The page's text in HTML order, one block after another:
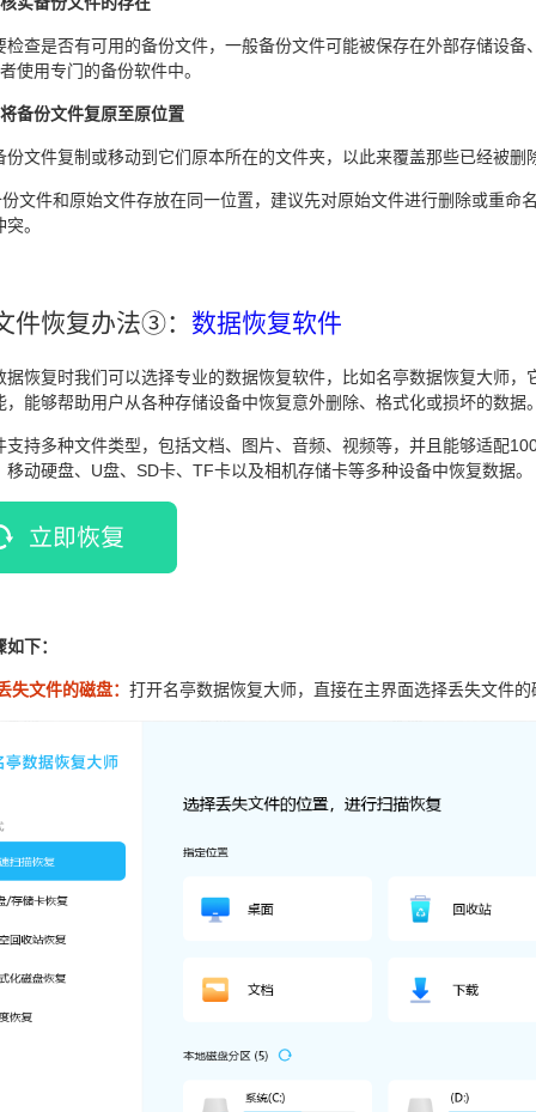
检查是否有可用的备份文件，一般备份文件可能被保存在外部存储设
使用专门的备份软件中。
备份文件复原至原位置
份文件复制或移动到它们原本所在的文件夹，以此来覆盖那些已经被删
文件和原始文件存放在同一位置，建议先对原始文件进行删除或重命
。
件恢复办法③： 数据恢复软件
据恢复时我们可以选择专业的数据恢复软件，比如名亭数据恢复大师
，能够帮助用户从各种存储设备中恢复意外删除、格式化或损坏的数据
支持多种文件类型，包括文档、图片、音频、视频等，并且能够适配
移动硬盘、U盘、SD卡、TF卡以及相机存储卡等多种设备中恢复数据。
下：
文件的磁盘： 打开名亭数据恢复大师，直接在主界面选择丢失文件的